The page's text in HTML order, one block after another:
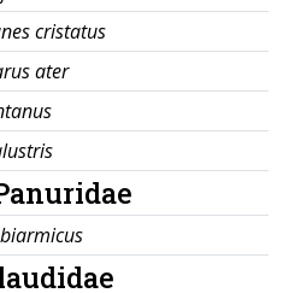
cristatus
ater